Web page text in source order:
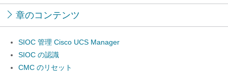
章のコンテンツ
SIOC 管理 Cisco UCS Manager
SIOC の認識
CMC のリセット